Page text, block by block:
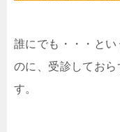
誰にでも・・・と
のに、受診してお
す。